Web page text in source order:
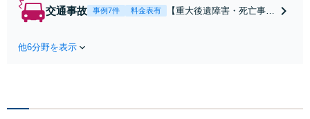
条件で離婚ができ
交通事故 事例7件 料金表有
【重大後遺障害・死亡事案
応・納得できる解決を」
他6分野を表示